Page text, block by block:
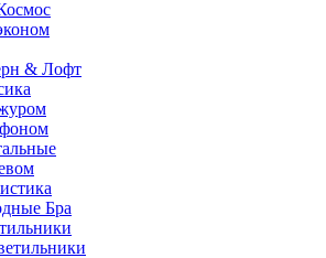
& Лофт
Бра